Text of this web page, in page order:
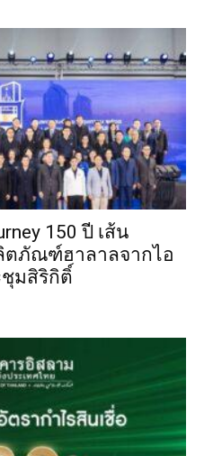
150 ปี เส้น
ตภัณฑ์ฮาลาลจากไอ
ชุมสิริกิติ์